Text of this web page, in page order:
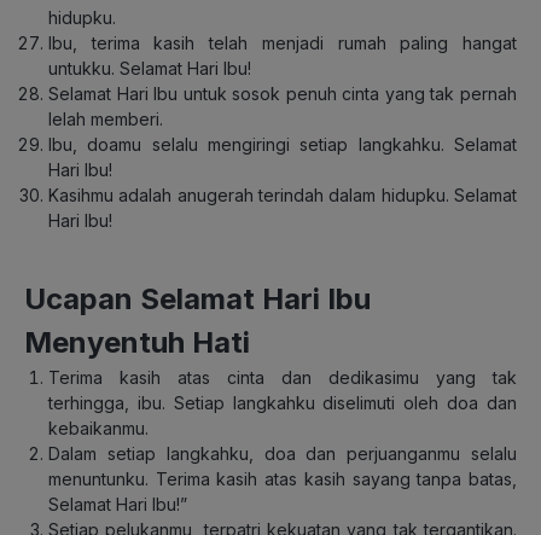
hidupku.
Ibu, terima kasih telah menjadi rumah paling hangat
untukku. Selamat Hari Ibu!
Selamat Hari Ibu untuk sosok penuh cinta yang tak pernah
lelah memberi.
Ibu, doamu selalu mengiringi setiap langkahku. Selamat
Hari Ibu!
Kasihmu adalah anugerah terindah dalam hidupku. Selamat
Hari Ibu!
Ucapan Selamat Hari Ibu
Menyentuh Hati
Terima kasih atas cinta dan dedikasimu yang tak
terhingga, ibu. Setiap langkahku diselimuti oleh doa dan
kebaikanmu.
Dalam setiap langkahku, doa dan perjuanganmu selalu
menuntunku. Terima kasih atas kasih sayang tanpa batas,
Selamat Hari Ibu!”
Setiap pelukanmu, terpatri kekuatan yang tak tergantikan.